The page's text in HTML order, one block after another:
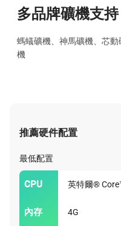
多品牌礦機支持
螞蟻礦機、神馬礦機、芯
機
推薦硬件配置
最低配置
CPU
內存
英特爾®
4G